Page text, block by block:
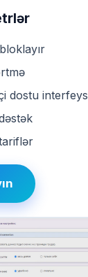
dostu interfeys